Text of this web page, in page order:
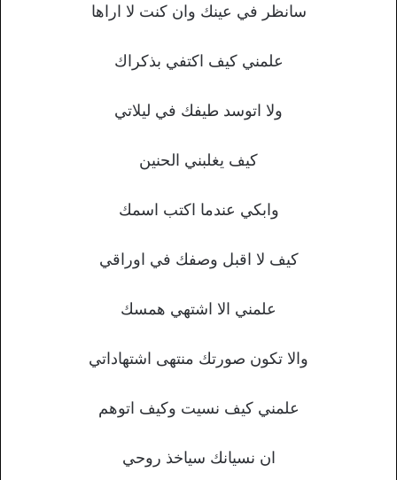
سانظر في عينك وان كنت لا اراها
علمني كيف اكتفي بذكراك
ولا اتوسد طيفك في ليلاتي
كيف يغلبني الحنين
وابكي عندما اكتب اسمك
كيف لا اقبل وصفك في اوراقي
علمني الا اشتهي همسك
والا تكون صورتك منتهى اشتهاداتي
علمني كيف نسيت وكيف اتوهم
ان نسيانك سياخذ روحي